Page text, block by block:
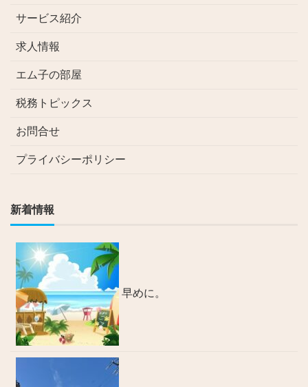
サービス紹介
求人情報
エム子の部屋
税務トピックス
お問合せ
プライバシーポリシー
新着情報
早めに。